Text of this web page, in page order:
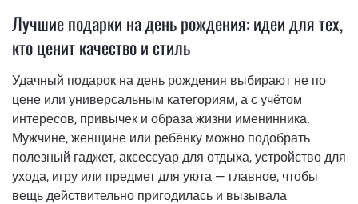
Лучшие подарки на день рождения: идеи для тех,
кто ценит качество и стиль
Удачный подарок на день рождения выбирают не по
цене или универсальным категориям, а с учётом
интересов, привычек и образа жизни именинника.
Мужчине, женщине или ребёнку можно подобрать
полезный гаджет, аксессуар для отдыха, устройство для
ухода, игру или предмет для уюта — главное, чтобы
вещь действительно пригодилась и вызывала